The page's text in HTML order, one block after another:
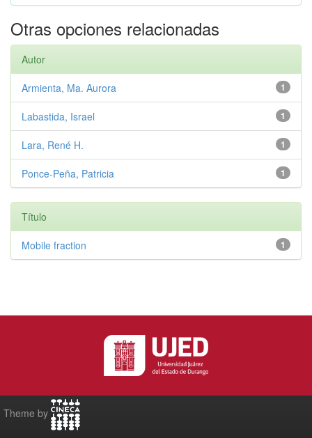
Otras opciones relacionadas
Autor
1
Armienta, Ma. Aurora
1
Labastida, Israel
1
Lara, René H.
1
Ponce-Peña, Patricia
Título
1
Mobile fraction
Theme by